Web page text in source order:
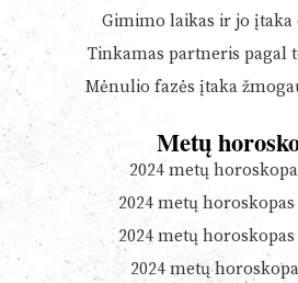
Gimimo laikas ir jo
Tinkamas partneris pagal
Mėnulio fazės įtaka
Metų
2024 metų
2024 metų
2024 metų
2024 metų